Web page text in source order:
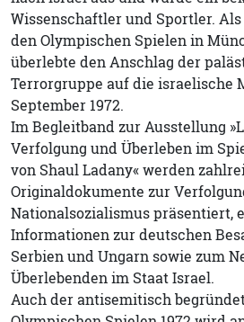
Wissenschaftler und Sportler.
den Olympischen Spielen in
überlebte den Anschlag der
Terrorgruppe auf die israelische
September 1972.
Im Begleitband zur Ausstellung
Verfolgung und Überleben im
von Shaul Ladany« werden
Originaldokumente zur
Nationalsozialismus präsentiert,
Informationen zur deutschen
Serbien und Ungarn sowie zum
Überlebenden im Staat Israel.
Auch der antisemitisch